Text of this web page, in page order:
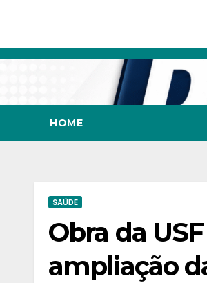
Skip
HOME
SAÚDE
Obra da
ampliação